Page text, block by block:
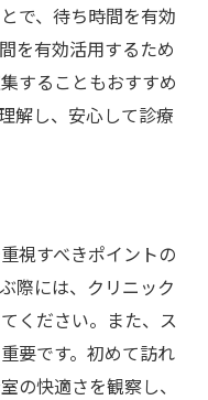
で、待ち時間を有効
を有効活用するため
することもおすすめ
解し、安心して診療
視すべきポイントの
際には、クリニック
ください。また、ス
要です。初めて訪れ
の快適さを観察し、